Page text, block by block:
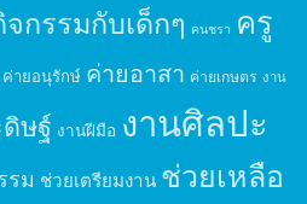
จกรรมกับเด็กๆ คนชรา ครู
ค่ายอนุรักษ์ ค่ายอาสา ค่ายเกษตร งาน
ษฐ์ งานฝีมือ งานศิลปะ
รม ช่วยเตรียมงาน ช่วยเหลือ